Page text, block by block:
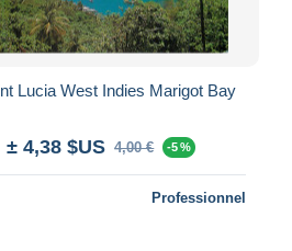
Lucia West Indies Marigot Bay
± 4,38 $US 4,00 € -5 %
Professionnel